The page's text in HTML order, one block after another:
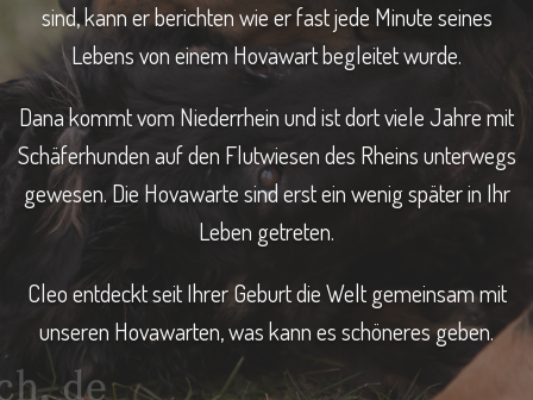
sind, kann er berichten wie er fast jede Minute seines
Lebens von einem Hovawart begleitet wurde.
Dana kommt vom Niederrhein und ist dort viele Jahre mit
Schäferhunden auf den Flutwiesen des Rheins unterwegs
gewesen. Die Hovawarte sind erst ein wenig später in Ihr
Leben getreten.
Cleo entdeckt seit Ihrer Geburt die Welt gemeinsam mit
unseren Hovawarten, was kann es schöneres geben.